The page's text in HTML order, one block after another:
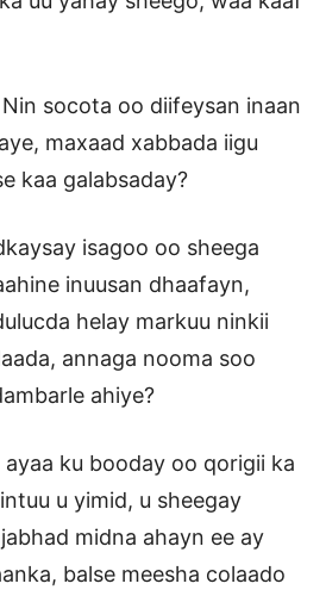
socota oo diifeysan inaan
maxaad xabbada iigu
kaa galabsaday?
isagoo oo sheega
inuusan dhaafayn,
helay markuu ninkii
annaga nooma soo
ahiye?
ku booday oo qorigii ka
u yimid, u sheegay
midna ahayn ee ay
balse meesha colaado